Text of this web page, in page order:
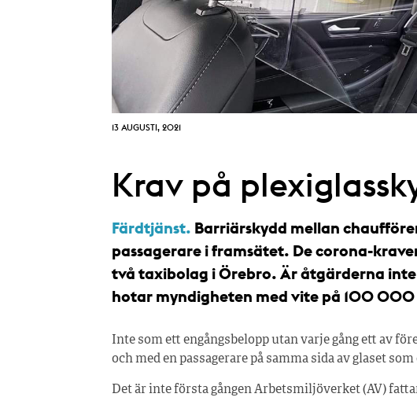
13 AUGUSTI, 2021
Krav på
Färdtjänst. Barriärskydd mellan
passagerare i framsätet. De corona-
två taxibolag i Örebro. Är åtgärderna
hotar myndigheten med vite på 100
Inte som ett engångsbelopp utan varje gång ett av
och med en passagerare på samma sida av glaset
Det är inte första gången Arbetsmiljöverket (AV)